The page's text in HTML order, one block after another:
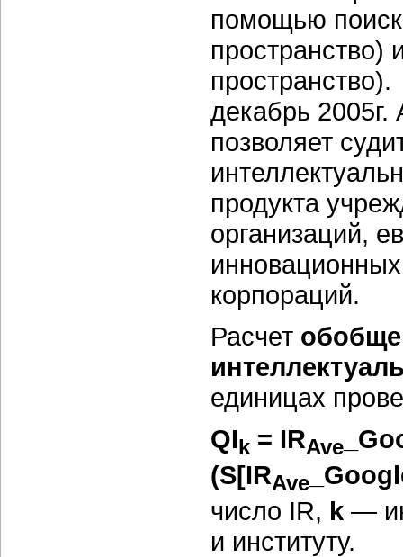
помощью
пространство)
декабрь
позволяет
продукта
организаций,
корпораций.
Расчет
единицах
QIk = IRAve
(S[IRAve
число IR, k —
и институту.